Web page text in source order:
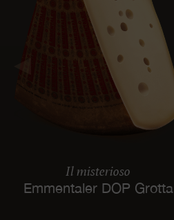
Il misterioso
Emmentaler DOP Grotta